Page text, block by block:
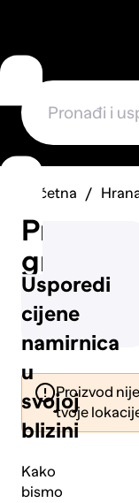
Usporedi
cijene
namirnica
u
svojoj
blizini
Kako
bismo
Prijavi
grešku
Početna
Proizvod
tvoje